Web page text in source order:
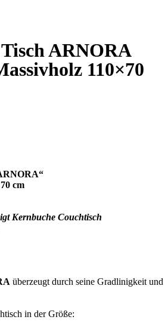
ARNORA
110×70
cm
Kernbuche Couchtisch
überzeugt durch seine Gradlinigkeit und
in der Größe: